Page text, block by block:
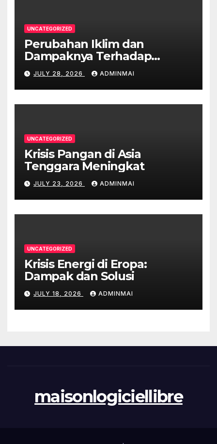
UNCATEGORIZED
Perubahan Iklim dan
Dampaknya Terhadap
Ekonomi Australia
JULY 28, 2026 ADMINMAI
UNCATEGORIZED
Krisis Pangan di Asia
Tenggara Meningkat
JULY 23, 2026 ADMINMAI
UNCATEGORIZED
Krisis Energi di Eropa:
Dampak dan Solusi
JULY 18, 2026 ADMINMAI
maisonlogiciellibre